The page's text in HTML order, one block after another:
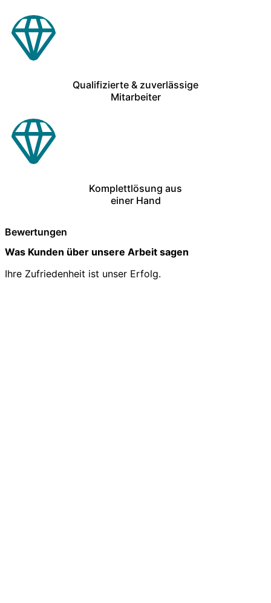
Qualifizierte & zuverlässige
Mitarbeiter
Komplettlösung aus
einer Hand
Bewertungen
Was Kunden über unsere Arbeit sagen
Ihre Zufriedenheit ist unser Erfolg.